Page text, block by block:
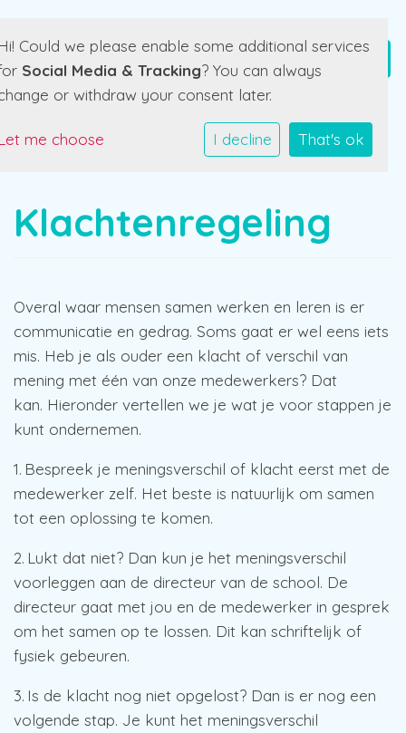
Klachtenregeling
Overal waar mensen samen werken en leren is er
communicatie en gedrag. Soms gaat er wel eens iets
mis. Heb je als ouder een klacht of verschil van
mening met één van onze medewerkers? Dat
kan. Hieronder vertellen we je wat je voor stappen je
kunt ondernemen.
1. Bespreek je meningsverschil of klacht eerst met de
medewerker zelf. Het beste is natuurlijk om samen
tot een oplossing te komen.
2. Lukt dat niet? Dan kun je het meningsverschil
voorleggen aan de directeur van de school. De
directeur gaat met jou en de medewerker in gesprek
om het samen op te lossen. Dit kan schriftelijk of
fysiek gebeuren.
3. Is de klacht nog niet opgelost? Dan is er nog een
volgende stap. Je kunt het meningsverschil
Could we please enable some additional services
Social Media & Tracking? You can always
or withdraw your consent later.
me choose I decline That's ok